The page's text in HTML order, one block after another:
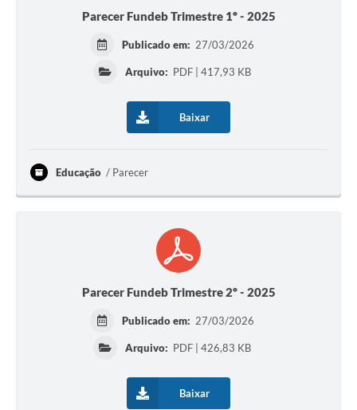
Parecer Fundeb Trimestre 1º - 2025
Publicado em: 27/03/2026
Arquivo: PDF | 417,93 KB
Baixar
Educação Parecer
Parecer Fundeb Trimestre 2º - 2025
Publicado em: 27/03/2026
Arquivo: PDF | 426,83 KB
Baixar